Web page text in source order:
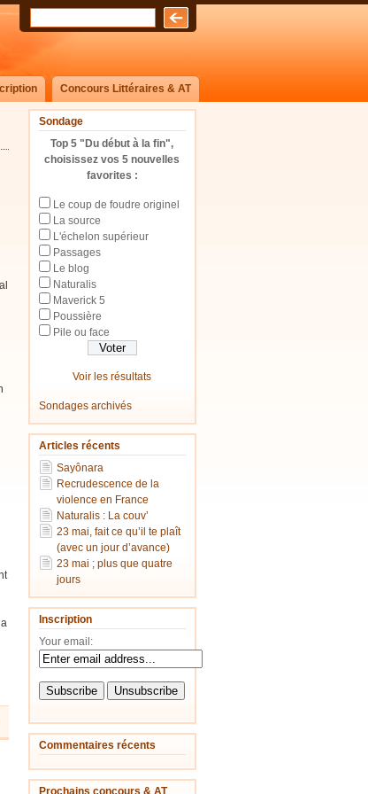
Concours Littéraires & AT
Sondage
Top 5 "Du début à la fin",
choisissez vos 5 nouvelles
favorites :
Le coup de foudre originel
La source
L'échelon supérieur
Passages
Le blog
Naturalis
Maverick 5
Poussière
Pile ou face
Voir les résultats
Sondages archivés
Articles récents
Sayônara
Recrudescence de la
violence en France
Naturalis : La couv’
23 mai, fait ce qu’il te plaît
(avec un jour d’avance)
23 mai ; plus que quatre
jours
Inscription
Your email:
Commentaires récents
Prochains concours & AT